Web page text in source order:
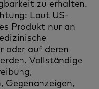
zu erhalten.
Laut US-
Produkt nur an
oder auf deren
Vollständige
Gegenanzeigen,